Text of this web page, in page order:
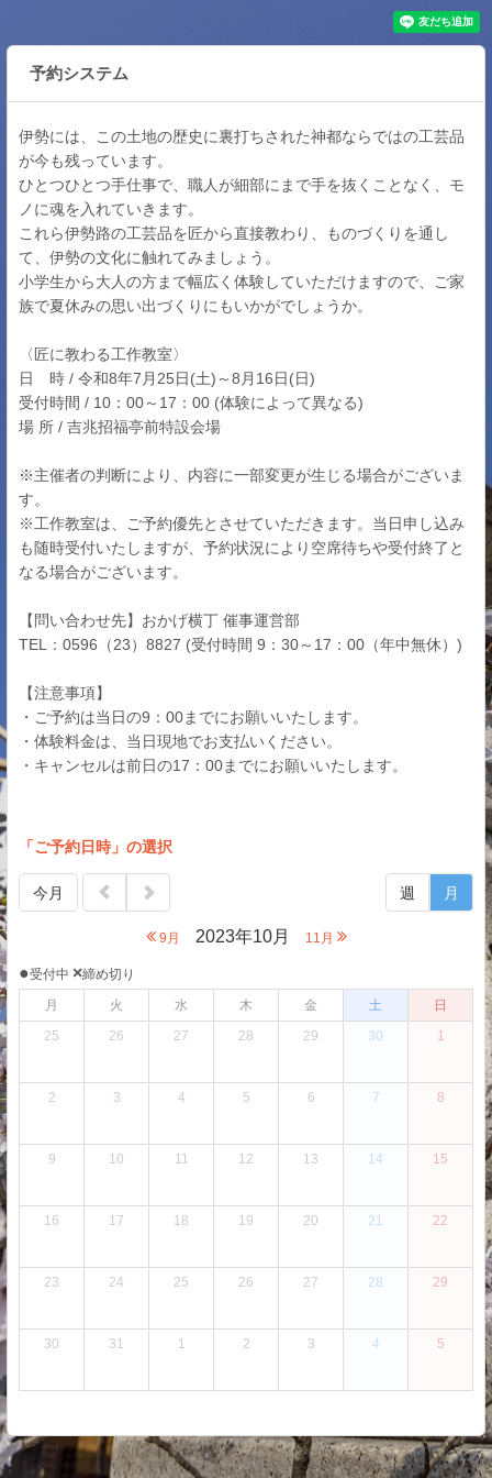
予約システム
伊勢には、この土地の歴史に裏打ちされた神都ならではの工芸品
が今も残っています。
ひとつひとつ手仕事で、職人が細部にまで手を抜くことなく、モ
ノに魂を入れていきます。
これら伊勢路の工芸品を匠から直接教わり、ものづくりを通し
て、伊勢の文化に触れてみましょう。
小学生から大人の方まで幅広く体験していただけますので、ご家
族で夏休みの思い出づくりにもいかがでしょうか。
〈匠に教わる工作教室〉
日 時 / 令和8年7月25日(土)～8月16日(日)
受付時間 / 10：00～17：00 (体験によって異なる)
場 所 / 吉兆招福亭前特設会場
※主催者の判断により、内容に一部変更が生じる場合がございま
す。
※工作教室は、ご予約優先とさせていただきます。当日申し込み
も随時受付いたしますが、予約状況により空席待ちや受付終了と
なる場合がございます。
【問い合わせ先】おかげ横丁 催事運営部
TEL：0596（23）8827 (受付時間 9：30～17：00（年中無休）)
【注意事項】
・ご予約は当日の9：00までにお願いいたします。
・体験料金は、当日現地でお支払いください。
・キャンセルは前日の17：00までにお願いいたします。
「ご予約日時」の選択
今月
9月 2023年10月 11月
週 月
●受付中 ×締め切り
月
火 水 木 金 土
日
25
26 27 28 29 30 1
2 3 4 5 6 7 8
9 10 11 12 13 14 15
16 17 18 19 20 21 22
23 24 25 26 27 28 29
30 31 1 2 3 4 5